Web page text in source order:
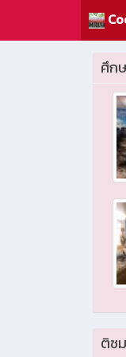
ศึก
ติชม